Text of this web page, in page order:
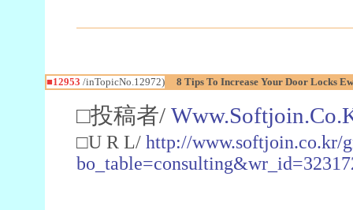
■12953 /inTopicNo.12972) 8 Tips To Increase Your Door Locks
□投稿者/
□U R L/ http://www.softjoin.co.kr/